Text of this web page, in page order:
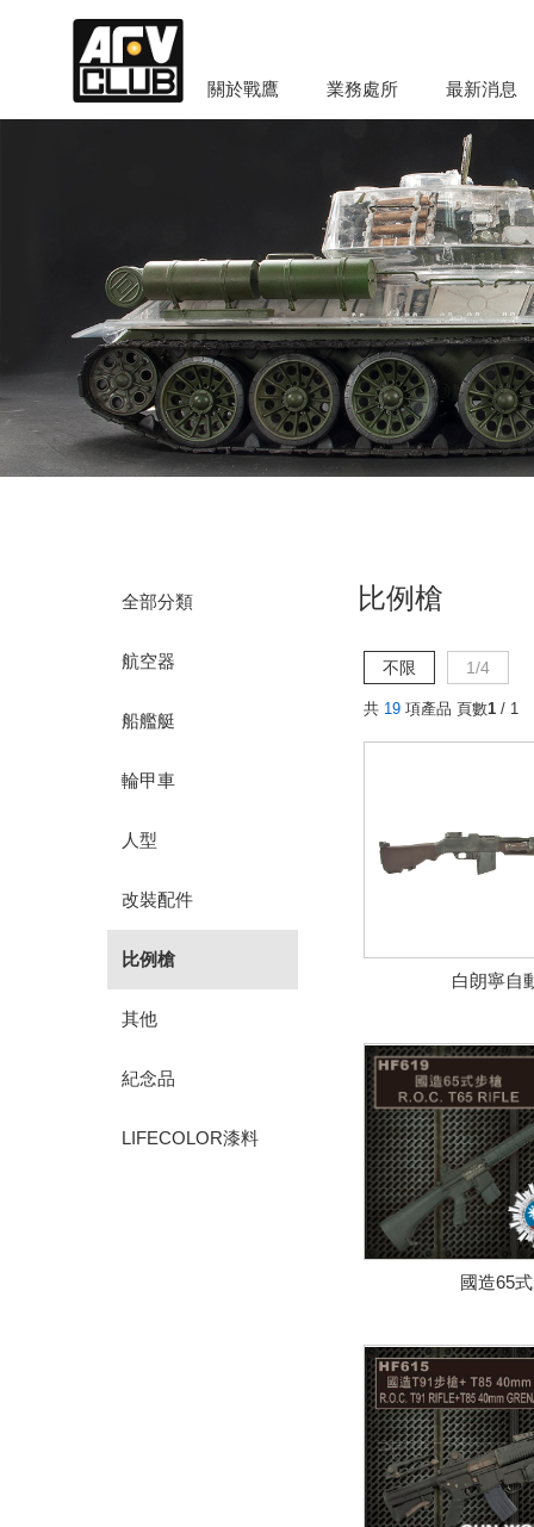
關於戰鷹 業務處所 最新消息
全部分類
航空器
船艦艇
輪甲車
人型
改裝配件
比例槍
其他
紀念品
LIFECOLOR漆料
比例槍
不限 1/4
共 19 項產品 頁數1 / 1
白朗寧自
國造65